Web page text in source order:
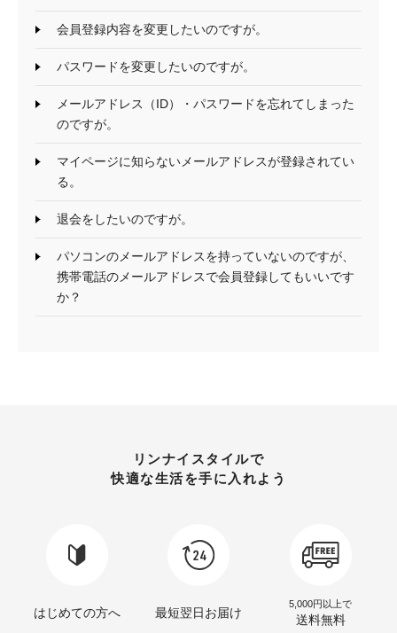
会員登録内容を変更したいのですが。
パスワードを変更したいのですが。
メールアドレス（ID）・パスワードを忘れてしまった
のですが。
マイページに知らないメールアドレスが登録されてい
る。
退会をしたいのですが。
パソコンのメールアドレスを持っていないのですが、
携帯電話のメールアドレスで会員登録してもいいです
か？
リンナイスタイルで
快適な生活を手に入れよう
はじめての方へ 最短翌日お届け
5,000円以上で
送料無料